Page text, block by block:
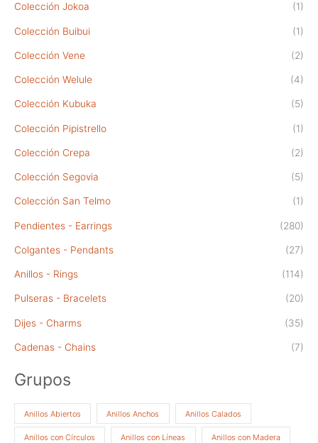
Colección Jokoa (1)
Colección Buibui (1)
Colección Vene (2)
Colección Welule (4)
Colección Kubuka (5)
Colección Pipistrello (1)
Colección Crepa (2)
Colección Segovia (5)
Colección San Telmo (1)
Pendientes - Earrings (280)
Colgantes - Pendants (27)
Anillos - Rings (114)
Pulseras - Bracelets (20)
Dijes - Charms (35)
Cadenas - Chains (7)
Grupos
Anillos Abiertos Anillos Anchos Anillos Calados
Anillos con Círculos Anillos con Líneas Anillos con Madera